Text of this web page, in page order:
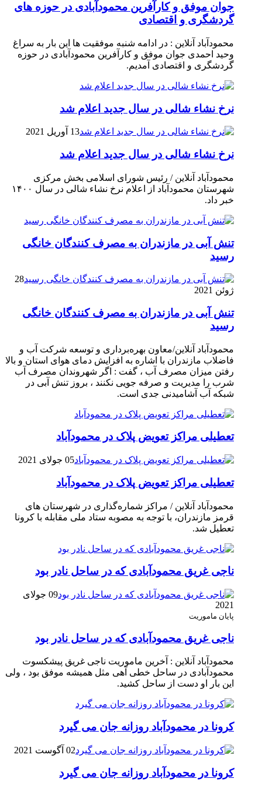
جوان موفق و کارآفرین محمودآبادی در حوزه های
گردشگری و اقتصادی
محمودآباد آنلاین : در ادامه شنبه موفقیت ها این بار به سراغ
وحید احمدی جوان موفق و کارآفرین محمودآبادی در حوزه
گردشگری و اقتصادی آمدیم.
نرخ نشاء شالی در سال جدید اعلام شد
13 آوریل 2021
نرخ نشاء شالی در سال جدید اعلام شد
محمودآباد آنلاین / رئیس شورای اسلامی بخش مرکزی
شهرستان محمودآباد از اعلام نرخ نشاء شالی در سال ۱۴۰۰
خبر داد.
تنش آبی در مازندران به مصرف كنندگان خانگی
رسيد
28
ژوئن 2021
تنش آبی در مازندران به مصرف كنندگان خانگی
رسيد
محمودآباد آنلاین/معاون بهره‌برداری و توسعه شرکت آب و
فاضلاب مازندران با اشاره به افزایش دمای هوای استان و بالا
رفتن میزان مصرف آب ، گفت : اگر شهروندان مصرف آب
شرب را مدیریت و صرفه جویی نکنند ، بروز تنش آبی در
شبکه آب آشامیدنی جدی است.
تعطیلی مراکز تعویض پلاک در محمودآباد
05 جولای 2021
تعطیلی مراکز تعویض پلاک در محمودآباد
محمودآباد آنلاین / مراکز شماره‌گذاری در شهر‌ستان های
قرمز مازندران، با توجه به مصوبه ستاد ملی مقابله با کرونا
تعطیل شد.
ناجی غریق محمودآبادی که در ساحل نادر بود
09 جولای
2021
پایان ماموریت
ناجی غریق محمودآبادی که در ساحل نادر بود
محمودآباد آنلاین : آخرین ماموریت ناجی غریق پیشکسوت
محمودآبادی در ساحل خطی آهی مثل همیشه موفق بود ، ولی
این بار او دست از ساحل کشید.
کرونا در محمودآباد روزانه جان می گیرد
02 آگوست 2021
کرونا در محمودآباد روزانه جان می گیرد